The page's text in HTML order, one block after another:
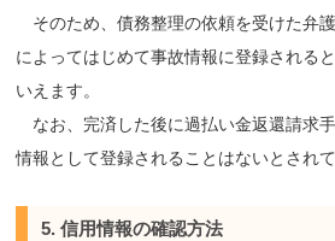
そのため、債務整理の依頼を受けた弁
によってはじめて事故情報に登録される
いえます。
なお、完済した後に過払い金返還請求
情報として登録されることはないとされて
5. 信用情報の確認方法